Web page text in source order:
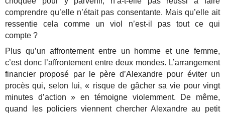
comprendre qu’elle n’était pas consentante. Mais qu’elle ait
ressentie cela comme un viol n’est-il pas tout ce qui
compte ?
Plus qu’un affrontement entre un homme et une femme,
c’est donc l’affrontement entre deux mondes. L’arrangement
financier proposé par le père d’Alexandre pour éviter un
procès qui, selon lui, « risque de gâcher sa vie pour vingt
minutes d’action » en témoigne violemment. De même,
quand les policiers viennent chercher Alexandre au petit